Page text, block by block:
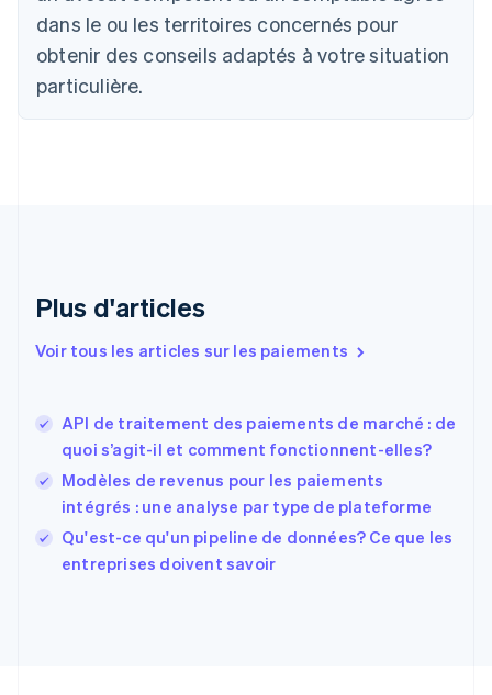
dans le ou les territoires concernés pour
obtenir des conseils adaptés à votre situation
particulière.
Plus d'articles
Voir tous les articles sur les paiements
API de traitement des paiements de marché : de
quoi s’agit-il et comment fonctionnent-elles?
Modèles de revenus pour les paiements
intégrés : une analyse par type de plateforme
Qu'est-ce qu'un pipeline de données? Ce que les
entreprises doivent savoir
Canada
Chine continentale
简体中文English
Español English
English
Finlande
EnglishSvenska
FrançaisEnglish
Gibraltar
English
Grèce
English